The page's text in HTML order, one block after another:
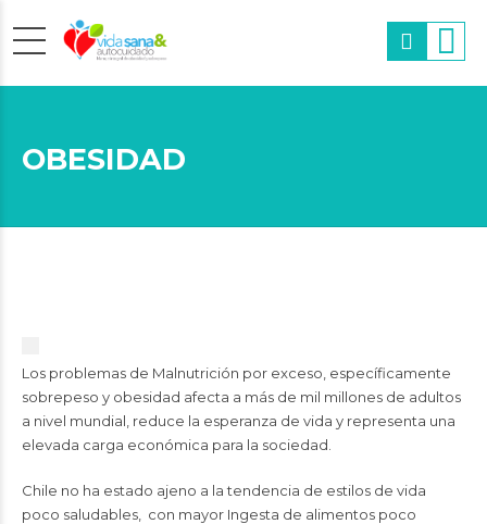
OBESIDAD
Los problemas de Malnutrición por exceso, específicamente
sobrepeso y obesidad afecta a más de mil millones de adultos
a nivel mundial, reduce la esperanza de vida y representa una
elevada carga económica para la sociedad.
Chile no ha estado ajeno a la tendencia de estilos de vida
poco saludables, con mayor Ingesta de alimentos poco